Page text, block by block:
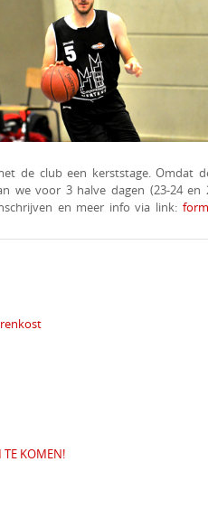
de club een kerststage. Omdat
we voor 3 halve dagen (23-24 en
en meer info via link:
KOMEN!